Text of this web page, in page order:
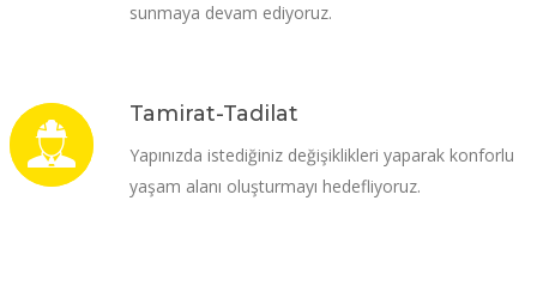
sunmaya devam ediyoruz.
Tamirat-Tadilat
Yapınızda istediğiniz değişiklikleri yaparak konforlu
yaşam alanı oluşturmayı hedefliyoruz.